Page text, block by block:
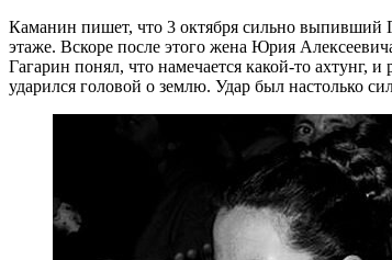
Каманин пишет, что 3 октября сильно выпивший
этаже. Вскоре после этого жена Юрия
Гагарин понял, что намечается какой-то ахтунг,
ударился головой о землю. Удар был настолько